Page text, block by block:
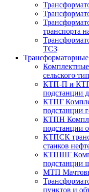
транспорта
ТСЗ
сельского
КТП-П и
подстанции
КТПГ
подстанции
КТПН
подстанции
КТПСК
станков
КТПШГ
подстанции
МТП
пунктов и